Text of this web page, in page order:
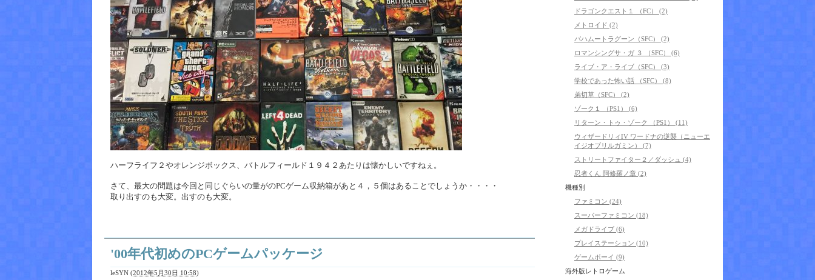
ハーフライフ２やオレンジボックス、バトルフィールド１９４２あたりは懐かしいですねぇ。
さて、最大の問題は今回と同じぐらいの量がのPCゲーム収納箱があと４，５個はあることでしょうか・・・・
取り出すのも大変。出すのも大変。
'00年代初めのPCゲームパッケージ
leSYN (2012年5月30日 10:58)
ドラゴンクエスト１ （FC） (2)
メトロイド (2)
バハムートラグーン（SFC） (2)
ロマンシングサ・ガ ３ （SFC） (6)
ライブ・ア・ライブ（SFC） (3)
学校であった怖い話 （SFC） (8)
弟切草（SFC） (2)
ゾーク１ （PS1） (6)
リターン・トゥ・ゾーク （PS1） (11)
ウィザードリィIV ワードナの逆襲（ニューエ
イジオブリルガミン） (7)
ストリートファイター２／ダッシュ (4)
忍者くん 阿修羅ノ章 (2)
機種別
ファミコン (24)
スーパーファミコン (18)
メガドライブ (6)
プレイステーション (10)
ゲームボーイ (9)
海外版レトロゲーム